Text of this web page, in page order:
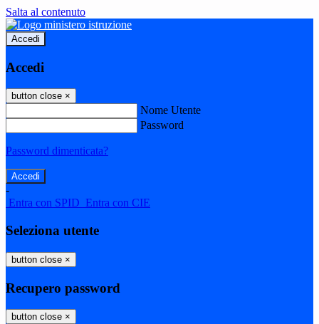
Salta al contenuto
Accedi
Accedi
button close ×
Nome Utente
Password
Password dimenticata?
-
Entra con SPID Entra con CIE
Seleziona utente
button close ×
Recupero password
button close ×